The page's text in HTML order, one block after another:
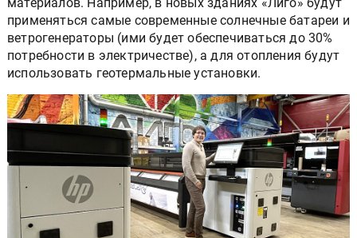
применяться самые современные солнечные батареи и
ветрогенераторы (ими будет обеспечиваться до 30%
потребности в электричестве), а для отопления будут
использовать геотермальные установки.